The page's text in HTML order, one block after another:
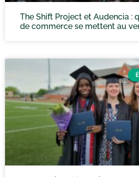
The Shift Project et Audencia :
de commerce se mettent au